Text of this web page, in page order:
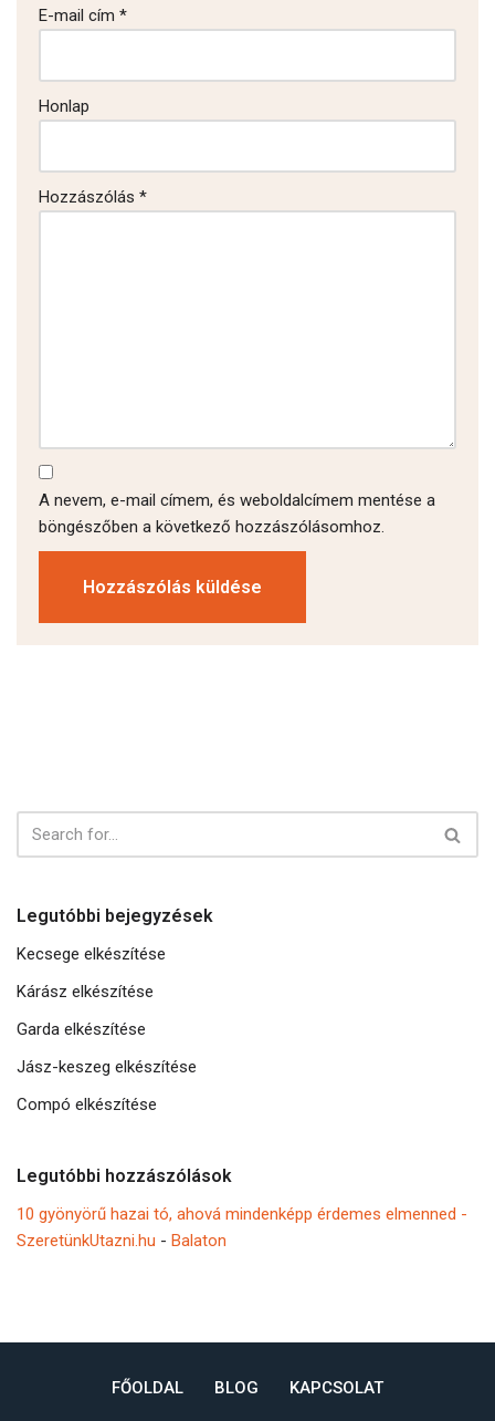
E-mail cím *
Honlap
Hozzászólás *
A nevem, e-mail címem, és weboldalcímem mentése a
böngészőben a következő hozzászólásomhoz.
Legutóbbi bejegyzések
Kecsege elkészítése
Kárász elkészítése
Garda elkészítése
Jász-keszeg elkészítése
Compó elkészítése
Legutóbbi hozzászólások
10 gyönyörű hazai tó, ahová mindenképp érdemes elmenned -
SzeretünkUtazni.hu - Balaton
FŐOLDAL BLOG KAPCSOLAT